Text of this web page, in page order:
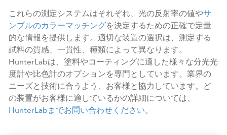
これらの測定システムはそれぞれ、光の反射率の値やサ
ンプルのカラーマッチングを決定するための正確で定量
的な情報を提供します。適切な装置の選択は、測定する
試料の質感、一貫性、種類によって異なります。
HunterLabは、塗料やコーティングに適した様々な分光光
度計や比色計のオプションを専門としています。業界の
ニーズと技術に合うよう、お客様と協力しています。ど
の装置がお客様に適しているかの詳細については、
HunterLabまでお問い合わせください。